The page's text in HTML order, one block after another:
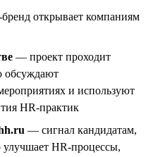
открывает компаниям
— проект проходит
обсуждают
и используют
HR-практик
— сигнал кандидатам,
HR-процессы,